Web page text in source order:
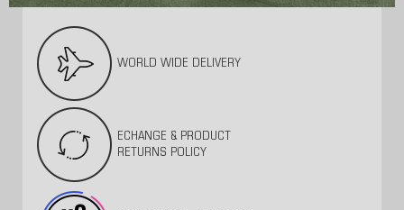
WORLD WIDE DELIVERY
ECHANGE & PRODUCT
RETURNS POLICY